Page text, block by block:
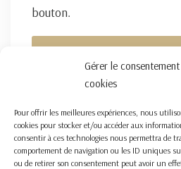
Gérer le
cookies
Pour offrir les meilleures expériences, nous
cookies pour stocker et/ou accéder aux
consentir à ces technologies nous permettra de
comportement de navigation ou les ID uniques
ou de retirer son consentement peut avoir un
bouton.